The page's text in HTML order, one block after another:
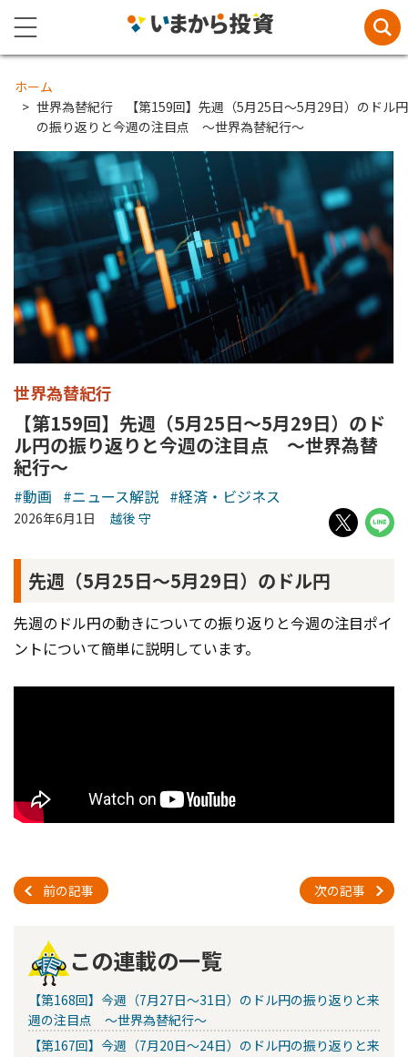
ホーム
世界為替紀行 【第159回】先週（5月25日～5月29日）のドル円
の振り返りと今週の注目点 ～世界為替紀行～
世界為替紀行
【第159回】先週（5月25日～5月29日）のド
ル円の振り返りと今週の注目点 ～世界為替
紀行～
#動画 #ニュース解説 #経済・ビジネス
2026年6月1日 越後 守
先週（5月25日～5月29日）のドル円
先週のドル円の動きについての振り返りと今週の注目ポイ
ントについて簡単に説明しています。
前の記事 次の記事
この連載の一覧
【第168回】今週（7月27日～31日）のドル円の振り返りと来
週の注目点 ～世界為替紀行～
【第167回】今週（7月20日～24日）のドル円の振り返りと来